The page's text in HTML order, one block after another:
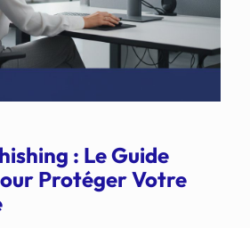
: Le Guide
Protéger Votre